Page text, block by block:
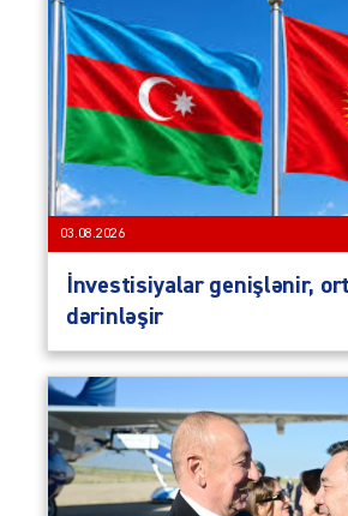
03.08.2026
İnvestisiyalar genişlənir,
dərinləşir